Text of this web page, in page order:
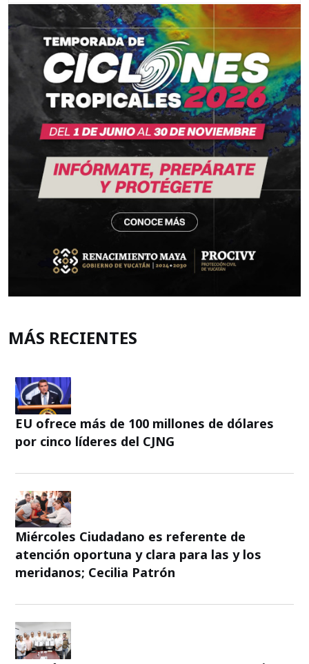
MÁS RECIENTES
EU ofrece más de 100 millones de dólares
por cinco líderes del CJNG
Miércoles Ciudadano es referente de
atención oportuna y clara para las y los
meridanos; Cecilia Patrón